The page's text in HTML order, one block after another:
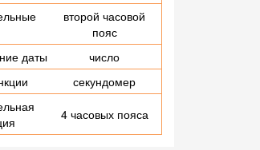
второй часовой
пояс
даты
число
секундомер
4 часовых пояса